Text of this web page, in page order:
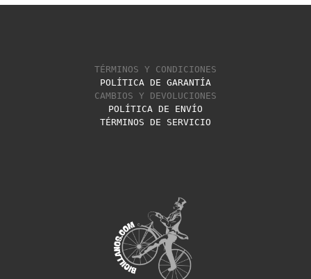
TÉRMINOS Y CONDICIONES
POLÍTICA DE GARANTÍA
CAMBIOS Y DEVOLUCIONES
POLÍTICA DE ENVÍO
TÉRMINOS DE SERVICIO